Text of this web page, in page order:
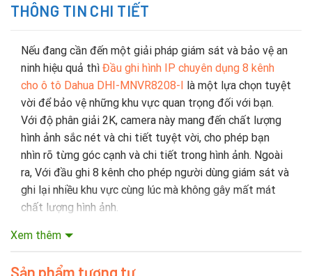
THÔNG TIN CHI TIẾT
Nếu đang cần đến một giải pháp giám sát và bảo vệ an
ninh hiệu quả thì Đầu ghi hình IP chuyên dụng 8 kênh
cho ô tô Dahua DHI-MNVR8208-I là một lựa chọn tuyệt
vời để bảo vệ những khu vực quan trọng đối với bạn.
Với độ phân giải 2K, camera này mang đến chất lượng
hình ảnh sắc nét và chi tiết tuyệt vời, cho phép bạn
nhìn rõ từng góc cạnh và chi tiết trong hình ảnh. Ngoài
ra, Với đầu ghi 8 kênh cho phép người dùng giám sát và
ghi lại nhiều khu vực cùng lúc mà không gây mất mát
chất lượng hình ảnh.
1. Đầu ghi hình IP chuyên dụng 8 kênh cho ô tô
Xem thêm
Sản phẩm tương tự